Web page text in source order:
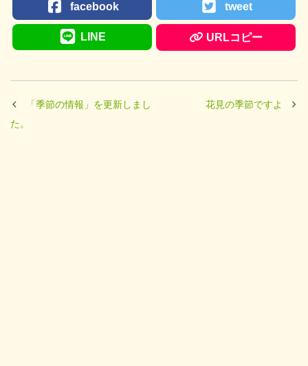
facebook tweet
LINE URLコピー
「季節の情報」を更新しまし
た。
花見の季節ですよ